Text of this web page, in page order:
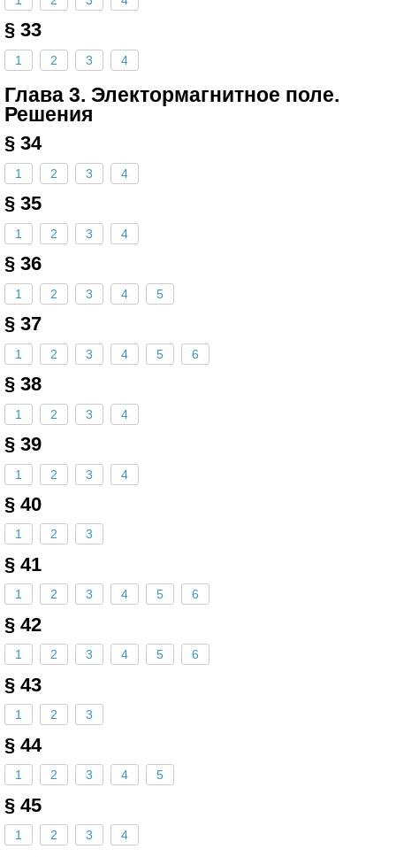
§ 33
1 2 3 4
Глава 3. Электормагнитное поле.
Решения
§ 34
1 2 3 4
§ 35
1 2 3 4
§ 36
1 2 3 4 5
§ 37
1 2 3 4 5 6
§ 38
1 2 3 4
§ 39
1 2 3 4
§ 40
1 2 3
§ 41
1 2 3 4 5 6
§ 42
1 2 3 4 5 6
§ 43
1 2 3
§ 44
1 2 3 4 5
§ 45
1 2 3 4